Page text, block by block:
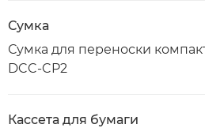
Сумка
Сумка для переноски
DCC-CP2
Кассета для бумаги